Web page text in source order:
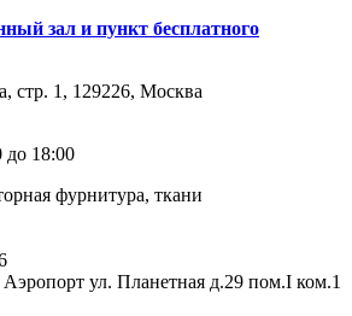
зал и пункт бесплатного
стр. 1, 129226, Москва
до 18:00
фурнитура, ткани
ул. Планетная д.29 пом.I ком.1